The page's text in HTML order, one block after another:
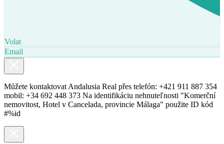
Volat
Email
Můžete kontaktovat Andalusia Real přes telefón: +421 911 887 354
mobil: +34 692 448 373 Na identifikáciu nehnuteľnosti "Komerční
nemovitost, Hotel v Cancelada, provincie Málaga" použite ID kód
#%id